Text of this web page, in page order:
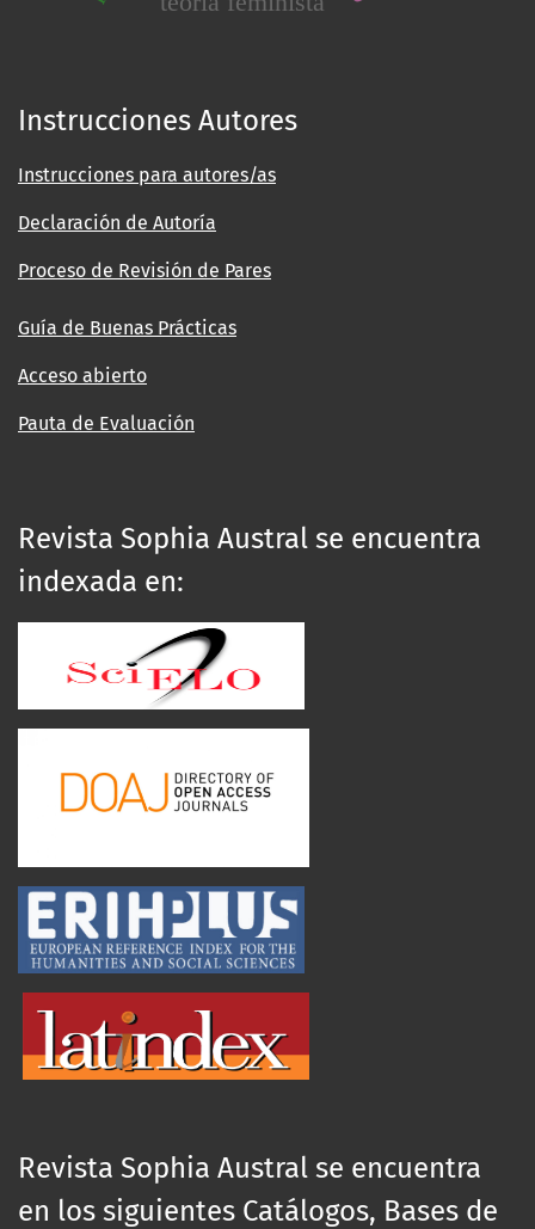
Instrucciones Autores
Instrucciones para autores/as
Declaración de Autoría
Proceso de Revisión de Pares
Guía de Buenas Prácticas
Acceso abierto
Pauta de Evaluación
Revista Sophia Austral se encuentra
indexada en:
Revista Sophia Austral se encuentra
en los siguientes Catálogos, Bases de